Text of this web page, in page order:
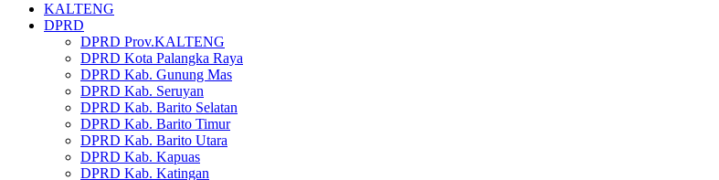
KALTENG
DPRD
DPRD Prov.KALTENG
DPRD Kota Palangka Raya
DPRD Kab. Gunung Mas
DPRD Kab. Seruyan
DPRD Kab. Barito Selatan
DPRD Kab. Barito Timur
DPRD Kab. Barito Utara
DPRD Kab. Kapuas
DPRD Kab. Katingan